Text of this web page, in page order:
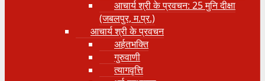
आचार्य श्री के प्रवचन: 25 मुनि दीक्षा
(जबलपुर, म.प्र.)
आचार्य श्री के प्रवचन
अर्हतभक्ति
गुरुवाणी
त्यागवृत्ति